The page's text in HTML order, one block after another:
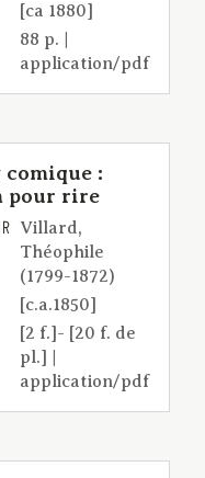
[ca 1880]
88 p. |
application/pdf
:
pour rire
Villard,
Théophile
(1799-1872)
[c.a.1850]
[2 f.]- [20 f. de
pl.] |
application/pdf